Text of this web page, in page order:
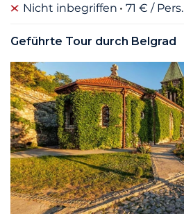
Nicht inbegriffen
71 € / Pers.
Geführte Tour durch Belgrad